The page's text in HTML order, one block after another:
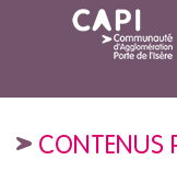
CONTENUS